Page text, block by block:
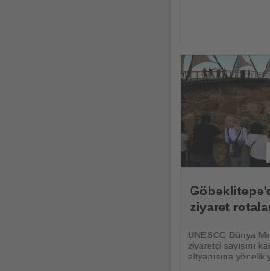
Oku
ziyaret
UNESCO Dünya
ziyaretçi sayısını
altyapısına yönelik